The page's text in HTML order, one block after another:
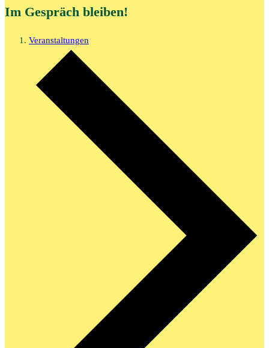
Im Gespräch bleiben!
Veranstaltungen